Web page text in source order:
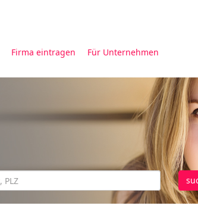
Firma eintragen Für Unternehmen